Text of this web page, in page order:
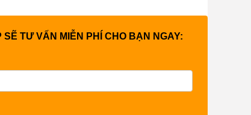
TƯ VẤN MIỄN PHÍ CHO BẠN NGAY: